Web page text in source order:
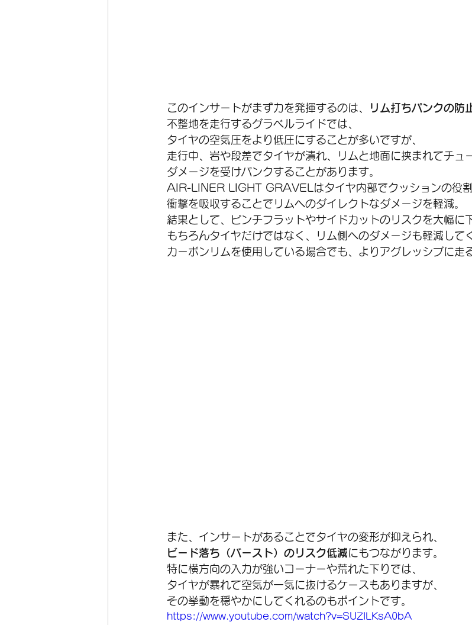
このインサートがまず力を発揮するのは、 リム打ちパンクの防
不整地を走行するグラベルライドでは、
タイヤの空気圧をより低圧にすることが多いですが、
走行中、岩や段差でタイヤが潰れ、リムと地面に挟まれてチュ
ダメージを受けパンクすることがあります。
AIR-LINER LIGHT GRAVELはタイヤ内部でクッションの役割
衝撃を吸収することでリムへのダイレクトなダメージを軽減。
結果として、ピンチフラットやサイドカットのリスクを大幅に
もちろんタイヤだけではなく、リム側へのダメージも軽減して
カーボンリムを使用している場合でも、よりアグレッシブに走
また、インサートがあることでタイヤの変形が抑えられ、
ビード落ち（バースト）のリスク低減にもつながります。
特に横方向の入力が強いコーナーや荒れた下りでは、
タイヤが暴れて空気が一気に抜けるケースもありますが、
その挙動を穏やかにしてくれるのもポイントです。
https://www.youtube.com/watch?v=SUZILKsA0bA